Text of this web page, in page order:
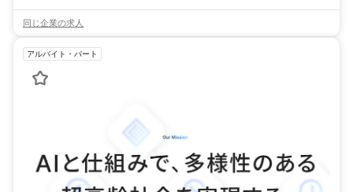
同じ企業の求人
アルバイト・パート